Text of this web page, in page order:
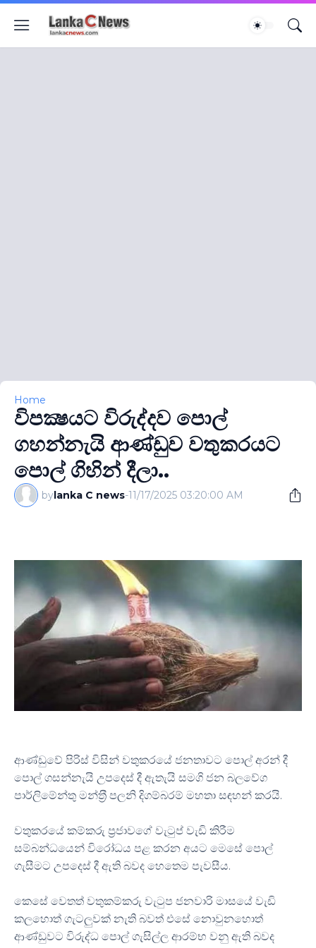
Home
විපක්‍ෂයට විරුද්දව පොල්
ගහන්නැයි ආණ්ඩුව වතුකරයට
පොල් ගිහින් දීලා..
bylanka C news-11/17/2025 03:20:00 AM
ආණ්ඩුවේ පිරිස් විසින් වතුකරයේ ජනතාවට පොල් අරන් දී
පොල් ගසන්නැයි උපදෙස් දී ඇතැයි සමගි ජන බලවේග
පාර්ලිමේන්තු මන්ත‍්‍රී පලනි දිගම්බරම් මහතා සඳහන් කරයි.
වතුකරයේ කම්කරු ප්‍රජාවගේ වැටුප් වැඩි කිරීම
සම්බන්ධයෙන් විරෝධය පළ කරන අයට මෙසේ පොල්
ගැසීමට උපදෙස් දී ඇති බවද හෙතෙම පැවසීය.
කෙසේ වෙතත් වතුකම්කරු වැටුප ජනවාරි මාසයේ වැඩි
කලහොත් ගැටලුවක් නැති බවත් එසේ නොවුනහොත්
ආණ්ඩුවට විරුද්ධ පොල් ගැසිල්ල ආරම්භ වනු ඇති බවද